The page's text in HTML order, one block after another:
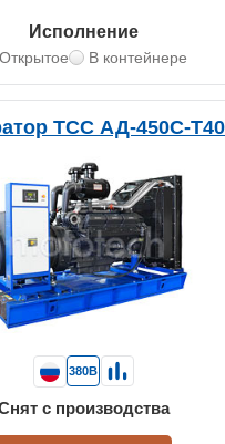
Исполнение
Открытое В контейнере
ТСС АД-450С-
380В
с производства